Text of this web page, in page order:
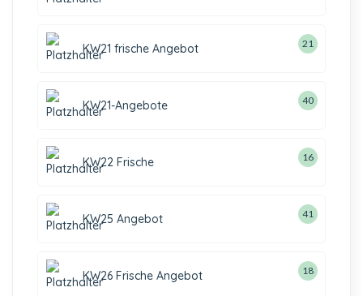
KW21 frische Angebot 21
KW21-Angebote 40
KW22 Frische 16
KW25 Angebot 41
KW26 Frische Angebot 18